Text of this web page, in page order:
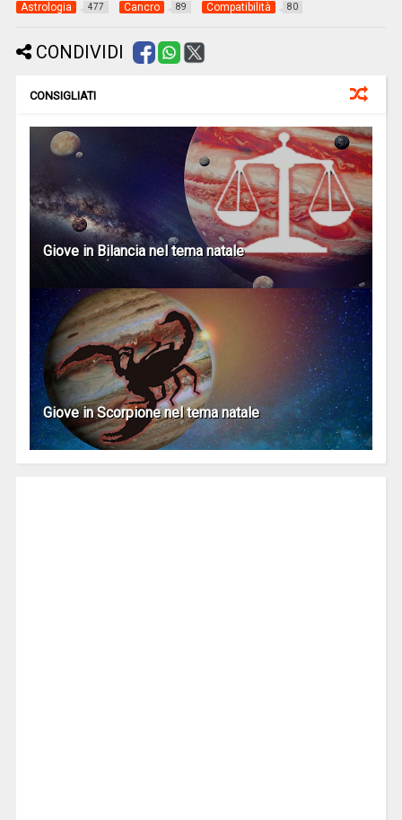
Astrologia 477 Cancro 89 Compatibilità 80
CONDIVIDI
CONSIGLIATI
Giove in Bilancia nel tema natale
Giove in Scorpione nel tema natale